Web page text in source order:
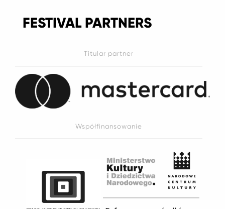
FESTIVAL PARTNERS
Titular partner
Współfinansowanie